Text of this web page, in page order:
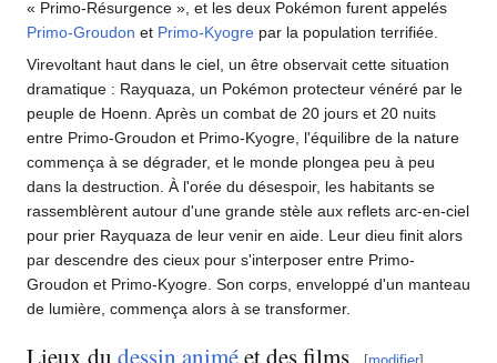
« Primo-Résurgence », et les deux Pokémon furent appelés
Primo-Groudon et Primo-Kyogre par la population terrifiée.
Virevoltant haut dans le ciel, un être observait cette situation
dramatique : Rayquaza, un Pokémon protecteur vénéré par le
peuple de Hoenn. Après un combat de 20 jours et 20 nuits
entre Primo-Groudon et Primo-Kyogre, l'équilibre de la nature
commença à se dégrader, et le monde plongea peu à peu
dans la destruction. À l'orée du désespoir, les habitants se
rassemblèrent autour d'une grande stèle aux reflets arc-en-ciel
pour prier Rayquaza de leur venir en aide. Leur dieu finit alors
par descendre des cieux pour s'interposer entre Primo-
Groudon et Primo-Kyogre. Son corps, enveloppé d'un manteau
de lumière, commença alors à se transformer.
Lieux du dessin animéet des films